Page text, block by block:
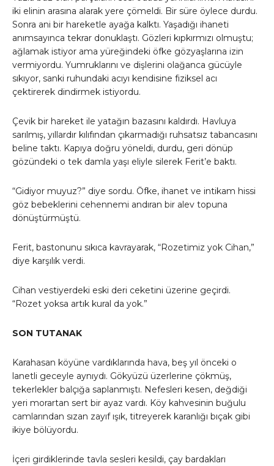
iki elinin arasına alarak yere çömeldi. Bir süre öylece durdu.
Sonra ani bir hareketle ayağa kalktı. Yaşadığı ihaneti
anımsayınca tekrar donuklaştı. Gözleri kıpkırmızı olmuştu;
ağlamak istiyor ama yüreğindeki öfke gözyaşlarına izin
vermiyordu. Yumruklarını ve dişlerini olağanca gücüyle
sıkıyor, sanki ruhundaki acıyı kendisine fiziksel acı
çektirerek dindirmek istiyordu.
Çevik bir hareket ile yatağın bazasını kaldırdı. Havluya
sarılmış, yıllardır kılıfından çıkarmadığı ruhsatsız tabancasını
beline taktı. Kapıya doğru yöneldi, durdu, geri dönüp
gözündeki o tek damla yaşı eliyle silerek Ferit’e baktı.
“Gidiyor muyuz?” diye sordu. Öfke, ihanet ve intikam hissi
göz bebeklerini cehennemi andıran bir alev topuna
dönüştürmüştü.
Ferit, bastonunu sıkıca kavrayarak, “Rozetimiz yok Cihan,”
diye karşılık verdi.
Cihan vestiyerdeki eski deri ceketini üzerine geçirdi.
“Rozet yoksa artık kural da yok.”
SON TUTANAK
Karahasan köyüne vardıklarında hava, beş yıl önceki o
lanetli geceyle aynıydı. Gökyüzü üzerlerine çökmüş,
tekerlekler balçığa saplanmıştı. Nefesleri kesen, değdiği
yeri morartan sert bir ayaz vardı. Köy kahvesinin buğulu
camlarından sızan zayıf ışık, titreyerek karanlığı bıçak gibi
ikiye bölüyordu.
İçeri girdiklerinde tavla sesleri kesildi, çay bardakları